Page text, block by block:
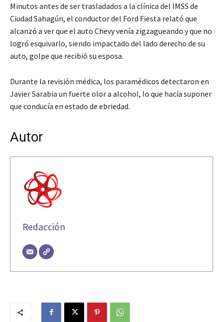
Minutos antes de ser trasladados a la clínica del IMSS de
Ciudad Sahagún, el conductor del Ford Fiesta relató que
alcanzó a ver que el auto Chevy venía zigzagueando y que no
logró esquivarlo, siendo impactado del lado derecho de su
auto, golpe que recibió su esposa.
Durante la revisión médica, los paramédicos detectaron en
Javier Sarabia un fuerte olor a alcohol, lo que hacía suponer
que conducía en estado de ebriedad.
Autor
Redacción